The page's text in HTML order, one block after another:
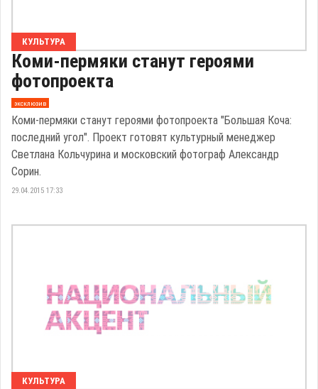
КУЛЬТУРА
Коми-пермяки станут героями
фотопроекта
эксклюзив
Коми-пермяки станут героями фотопроекта "Большая Коча:
последний угол". Проект готовят культурный менеджер
Светлана Кольчурина и московский фотограф Александр
Сорин.
29.04.2015 17:33
КУЛЬТУРА